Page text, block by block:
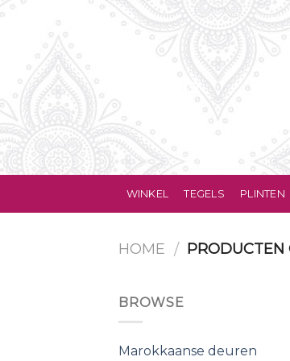
Skip
content
WINKEL TEGELS PLINTEN
HOME / PRODUCTEN
BROWSE
Marokkaanse deuren